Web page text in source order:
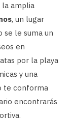
la amplia
, un lugar
se le suma un
en
por la playa
y una
te conforma
encontrarás